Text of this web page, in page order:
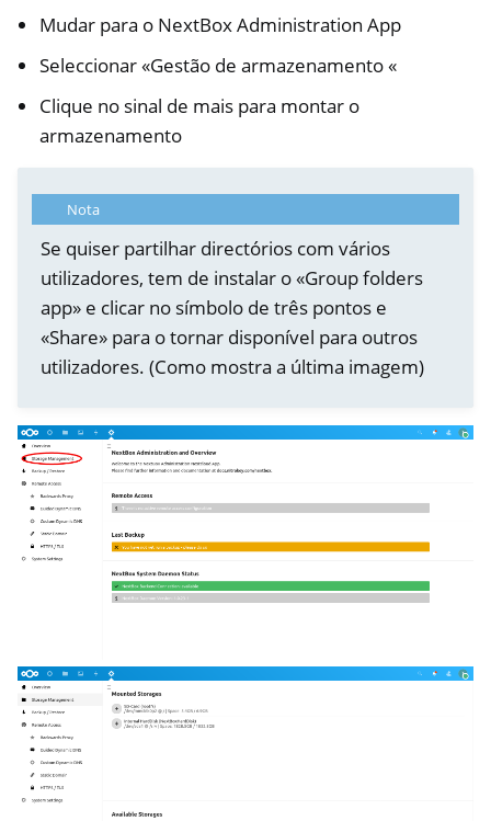
Mudar para o NextBox Administration App
Seleccionar «Gestão de armazenamento «
Clique no sinal de mais para montar o
armazenamento
Nota
Se quiser partilhar directórios com vários
utilizadores, tem de instalar o «Group folders
app» e clicar no símbolo de três pontos e
«Share» para o tornar disponível para outros
utilizadores. (Como mostra a última imagem)